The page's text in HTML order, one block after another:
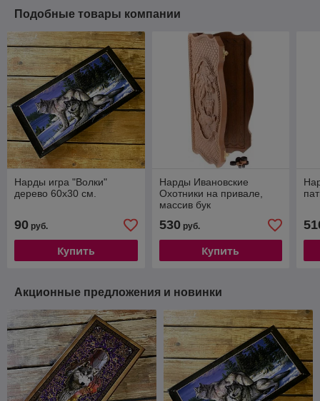
Подобные товары компании
Нарды игра "Волки"
дерево 60х30 см.
90 руб.
Купить
Нарды Ивановские
Охотники на привале,
массив бук
530руб.
Купить
Акционные предложения и новинки